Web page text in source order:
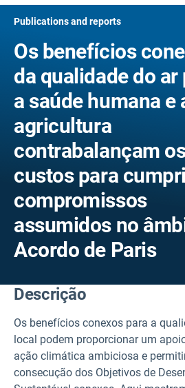
Publications and reports
Os benefícios
da qualidade do ar
a saúde humana e
agricultura
contrabalançam
custos para
compromissos
assumidos no
Acordo de Paris
Descrição
Os benefícios conexos para a
local podem proporcionar um
ação climática ambiciosa e
consecução dos Objetivos de